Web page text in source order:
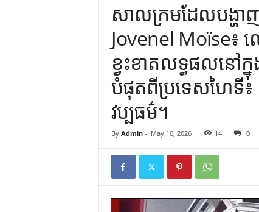
សាលក្រមដែលបង្ហាញ
Jovenel Moïse៖
ខ្វះខាតលទ្ធផលនៅ
បំផុតពីប្រទេសហៃទី
វប្បធម៌។
By Admin- May 10, 2026 14 0